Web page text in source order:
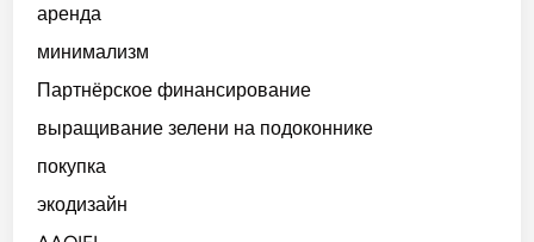
аренда
минимализм
Партнёрское финансирование
выращивание зелени на подоконнике
покупка
экодизайн